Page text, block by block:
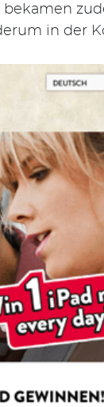
in der